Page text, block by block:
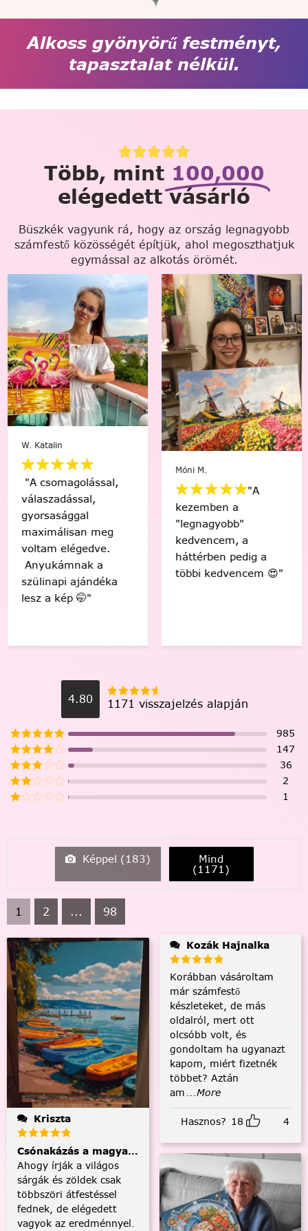
Alkoss gyönyörű festményt,
tapasztalat nélkül.
Több, mint 100,000
elégedett vásárló
Büszkék vagyunk rá, hogy az ország legnagyobb
számfestő közösségét építjük, ahol megoszthatjuk
egymással az alkotás örömét.
W. Katalin
"A csomagolással,
válaszadással,
gyorsasággal
maximálisan meg
voltam elégedve.
Anyukámnak a
szülinapi ajándéka
lesz a kép 🤭"
Móni M.
"A
kezemben a
"legnagyobb"
kedvencem, a
háttérben pedig a
többi kedvencem 😍"
4.80 1171 visszajelzés alapján
985
147
36
2
1
Képpel (183) Mind
(1171)
1 2 ... 98
Kriszta
Csónakázás a magyar tengeren
Ahogy írják a világos
sárgák és zöldek csak
többszöri átfestéssel
fednek, de elégedett
vagyok az eredménnyel.
Kozák Hajnalka
Korábban vásároltam
már számfestő
készleteket, de más
oldalról, mert ott
olcsóbb volt, és
gondoltam ha ugyanazt
kapom, miért fizetnék
többet? Aztán
am ...More
Hasznos? 18 4